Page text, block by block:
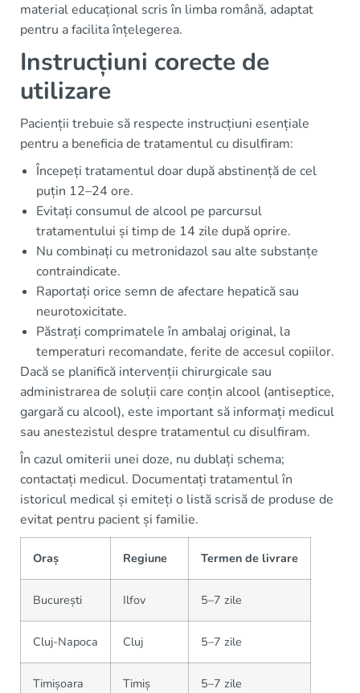
material educațional scris în limba română, adaptat
pentru a facilita înțelegerea.
Instrucțiuni corecte de
utilizare
Pacienții trebuie să respecte instrucțiuni esențiale
pentru a beneficia de tratamentul cu disulfiram:
Începeți tratamentul doar după abstinență de cel
puțin 12–24 ore.
Evitați consumul de alcool pe parcursul
tratamentului și timp de 14 zile după oprire.
Nu combinați cu metronidazol sau alte substanțe
contraindicate.
Raportați orice semn de afectare hepatică sau
neurotoxicitate.
Păstrați comprimatele în ambalaj original, la
temperaturi recomandate, ferite de accesul copiilor.
Dacă se planifică intervenții chirurgicale sau
administrarea de soluții care conțin alcool (antiseptice,
gargară cu alcool), este important să informați medicul
sau anestezistul despre tratamentul cu disulfiram.
În cazul omiterii unei doze, nu dublați schema;
contactați medicul. Documentați tratamentul în
istoricul medical și emiteți o listă scrisă de produse de
evitat pentru pacient și familie.
Oraș Regiune Termen de livrare
București Ilfov 5–7 zile
Cluj-Napoca Cluj 5–7 zile
Timișoara Timiș 5–7 zile